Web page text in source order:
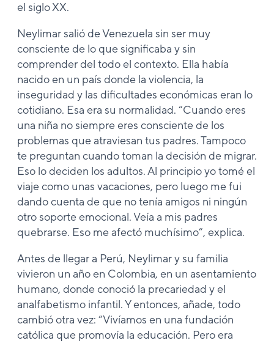
el siglo XX.
Neylimar salió de Venezuela sin ser muy
consciente de lo que significaba y sin
comprender del todo el contexto. Ella había
nacido en un país donde la violencia, la
inseguridad y las dificultades económicas eran lo
cotidiano. Esa era su normalidad. “Cuando eres
una niña no siempre eres consciente de los
problemas que atraviesan tus padres. Tampoco
te preguntan cuando toman la decisión de migrar.
Eso lo deciden los adultos. Al principio yo tomé el
viaje como unas vacaciones, pero luego me fui
dando cuenta de que no tenía amigos ni ningún
otro soporte emocional. Veía a mis padres
quebrarse. Eso me afectó muchísimo”, explica.
Antes de llegar a Perú, Neylimar y su familia
vivieron un año en Colombia, en un asentamiento
humano, donde conoció la precariedad y el
analfabetismo infantil. Y entonces, añade, todo
cambió otra vez: “Vivíamos en una fundación
católica que promovía la educación. Pero era